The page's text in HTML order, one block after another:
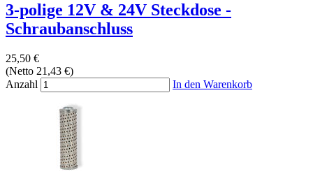
3-polige 12V & 24V Steckdose -
Schraubanschluss
25,50 €
(Netto 21,43 €)
Anzahl
In den Warenkorb